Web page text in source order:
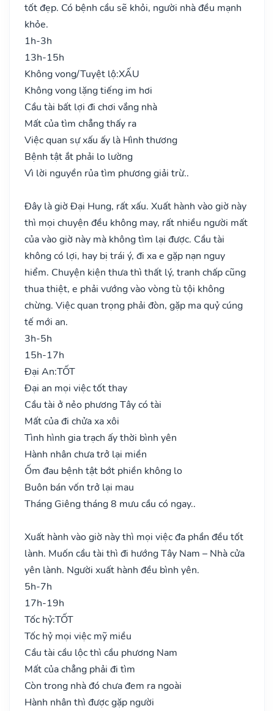
tốt đẹp. Có bệnh cầu sẽ khỏi, người nhà đều mạnh
khỏe.
1h-3h
13h-15h
Không vong/Tuyệt lộ:XẤU
Không vong lặng tiếng im hơi
Cầu tài bất lợi đi chơi vắng nhà
Mất của tìm chẳng thấy ra
Việc quan sự xấu ấy là Hình thương
Bệnh tật ắt phải lo lường
Vì lời nguyền rủa tìm phương giải trừ..
Đây là giờ Đại Hung, rất xấu. Xuất hành vào giờ này
thì mọi chuyện đều không may, rất nhiều người mất
của vào giờ này mà không tìm lại được. Cầu tài
không có lợi, hay bị trái ý, đi xa e gặp nạn nguy
hiểm. Chuyện kiện thưa thì thất lý, tranh chấp cũng
thua thiệt, e phải vướng vào vòng tù tội không
chừng. Việc quan trọng phải đòn, gặp ma quỷ cúng
tế mới an.
3h-5h
15h-17h
Đại An:TỐT
Đại an mọi việc tốt thay
Cầu tài ở nẻo phương Tây có tài
Mất của đi chửa xa xôi
Tình hình gia trạch ấy thời bình yên
Hành nhân chưa trở lại miền
Ốm đau bệnh tật bớt phiền không lo
Buôn bán vốn trở lại mau
Tháng Giêng tháng 8 mưu cầu có ngay..
Xuất hành vào giờ này thì mọi việc đa phần đều tốt
lành. Muốn cầu tài thì đi hướng Tây Nam – Nhà cửa
yên lành. Người xuất hành đều bình yên.
5h-7h
17h-19h
Tốc hỷ:TỐT
Tốc hỷ mọi việc mỹ miều
Cầu tài cầu lộc thì cầu phương Nam
Mất của chẳng phải đi tìm
Còn trong nhà đó chưa đem ra ngoài
Hành nhân thì được gặp người